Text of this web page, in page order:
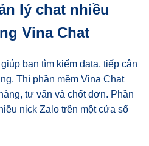
lý chat nhiều
Vina Chat
bạn tìm kiếm data, tiếp cận
Thì phần mềm Vina Chat
tư vấn và chốt đơn. Phần
nick Zalo trên một cửa sổ